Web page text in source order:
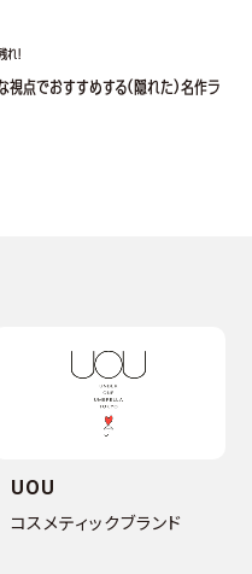
！
視点でおすすめする(隠れた)名作ラ
UOU
コスメティックブランド